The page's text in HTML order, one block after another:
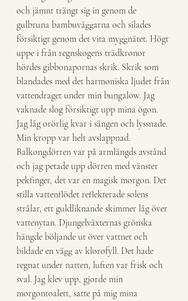
och jämnt trängt sig in genom de
gulbruna bambuväggarna och silades
försiktigt genom det vita myggnätet. Högt
uppe i från regnskogens trädkronor
hördes gibbonapornas skrik. Skrik som
blandades med det harmoniska ljudet från
vattendraget under min bungalow. Jag
vaknade slog försiktigt upp mina ögon.
Jag låg orörlig kvar i sängen och lyssnade.
Min kropp var helt avslappnad.
Balkongdörren var på armlängds avstånd
och jag petade upp dörren med vänster
pekfinger, det var en magisk morgon. Det
stilla vattenflödet reflekterade solens
strålar, ett guldliknande skimmer låg över
vattenytan. Djungelväxternas grönska
hängde böljande ut över vattnet och
bildade en vägg av klorofyll. Det hade
regnat under natten, luften var frisk och
sval. Jag klev upp, gjorde min
morgontoalett, satte på mig mina